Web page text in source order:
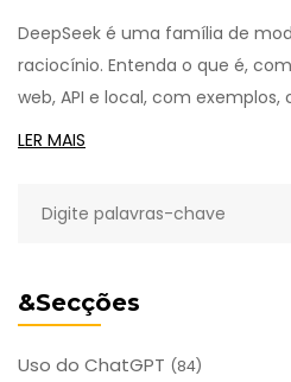
&Secções
Uso do ChatGPT (84)
DeepSeek é uma família de
raciocínio. Entenda o que é,
web, API e local, com exemplos,
LER MAIS